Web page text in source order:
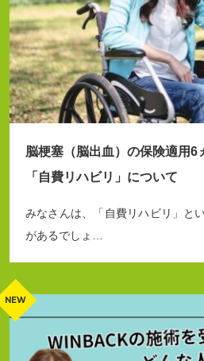
脳梗塞（脳出血）の保険適用6
「自費リハビリ」について
みなさんは、「自費リハビリ」と
があるでしょ…